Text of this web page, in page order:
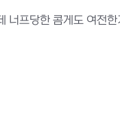
너프당한 콤게도 여전